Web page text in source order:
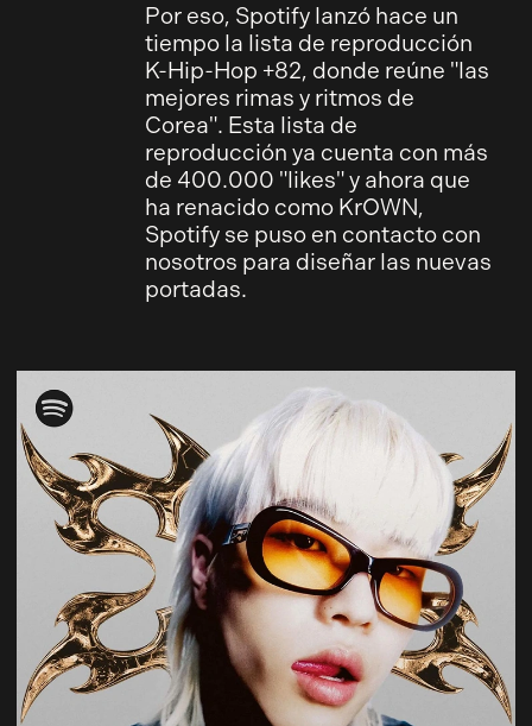
Por eso, Spotify lanzó hace un
tiempo la lista de reproducción
K-Hip-Hop +82, donde reúne "las
mejores rimas y ritmos de
Corea". Esta lista de
reproducción ya cuenta con más
de 400.000 "likes" y ahora que
ha renacido como KrOWN,
Spotify se puso en contacto con
nosotros para diseñar las nuevas
portadas.